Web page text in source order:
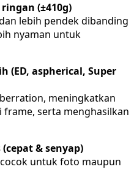
(±410g)
lebih pendek dibanding
nyaman untuk
(ED, aspherical, Super
meningkatkan
serta menghasilkan
& senyap)
untuk foto maupun